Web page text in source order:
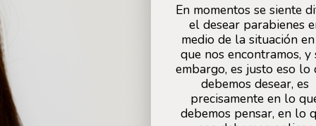
En momentos se siente
el desear parabienes
medio de la situación
que nos encontramos, y
embargo, es justo eso lo
debemos desear, es
precisamente en lo
debemos pensar, en lo